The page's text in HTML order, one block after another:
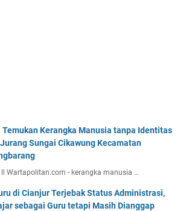
Temukan Kerangka Manusia tanpa Identitas
Sungai Cikawung Kecamatan
Wartapolitan.com - kerangka manusia …
di Cianjur Terjebak Status Administrasi,
sebagai Guru tetapi Masih Dianggap